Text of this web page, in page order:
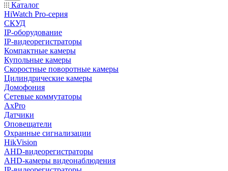
Каталог
HiWatch Pro-серия
CКУД
IP-оборудование
IP-видеорегистраторы
Компактные камеры
Купольные камеры
Скоростные поворотные камеры
Цилиндрические камеры
Домофония
Сетевые коммутаторы
AxPro
Датчики
Оповещатели
Охранные сигнализации
HikVision
AHD-видеорегистраторы
AHD-камеры видеонаблюдения